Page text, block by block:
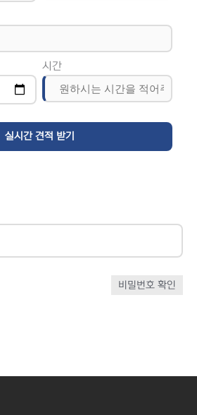
시간
비밀번호 확인